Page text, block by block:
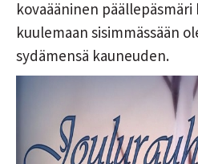
kovaääninen
kuulemaan sisimmässään
sydämensä kauneuden.